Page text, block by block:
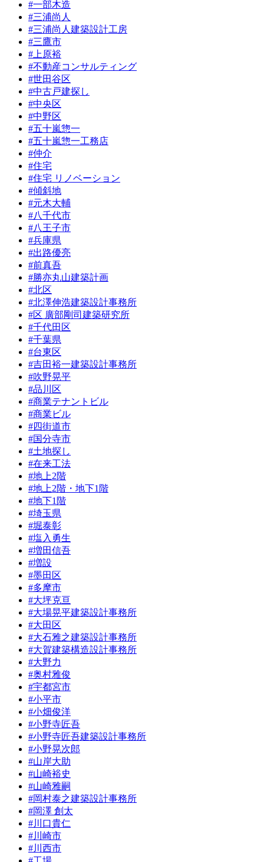
#一部木造
#三浦尚人
#三浦尚人建築設計工房
#三鷹市
#上原裕
#不動産コンサルティング
#世田谷区
#中古戸建探し
#中央区
#中野区
#五十嵐惣一
#五十嵐惣一工務店
#仲介
#住宅
#住宅 リノベーション
#傾斜地
#元木大輔
#八千代市
#八王子市
#兵庫県
#出路優亮
#前真吾
#勝亦丸山建築計画
#北区
#北澤伸浩建築設計事務所
#区 廣部剛司建築研究所
#千代田区
#千葉県
#台東区
#吉田裕一建築設計事務所
#吹野晃平
#品川区
#商業テナントビル
#商業ビル
#四街道市
#国分寺市
#土地探し
#在来工法
#地上2階
#地上2階・地下1階
#地下1階
#埼玉県
#堀泰彰
#塩入勇生
#増田信吾
#増設
#墨田区
#多摩市
#大坪克亘
#大場晃平建築設計事務所
#大田区
#大石雅之建築設計事務所
#大賀建築構造設計事務所
#大野力
#奥村雅俊
#宇都宮市
#小平市
#小畑俊洋
#小野寺匠吾
#小野寺匠吾建築設計事務所
#小野晃次郎
#山岸大助
#山崎裕史
#山崎雅嗣
#岡村泰之建築設計事務所
#岡澤 創太
#川口貴仁
#川崎市
#川西市